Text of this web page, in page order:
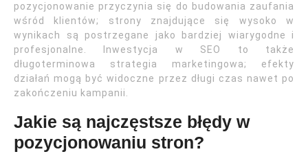
pozycjonowanie przyczynia się do budowania zaufania
wśród klientów; strony znajdujące się wysoko w
wynikach są postrzegane jako bardziej wiarygodne i
profesjonalne. Inwestycja w SEO to także
długoterminowa strategia marketingowa; efekty
działań mogą być widoczne przez długi czas nawet po
zakończeniu kampanii.
Jakie są najczęstsze błędy w
pozycjonowaniu stron?